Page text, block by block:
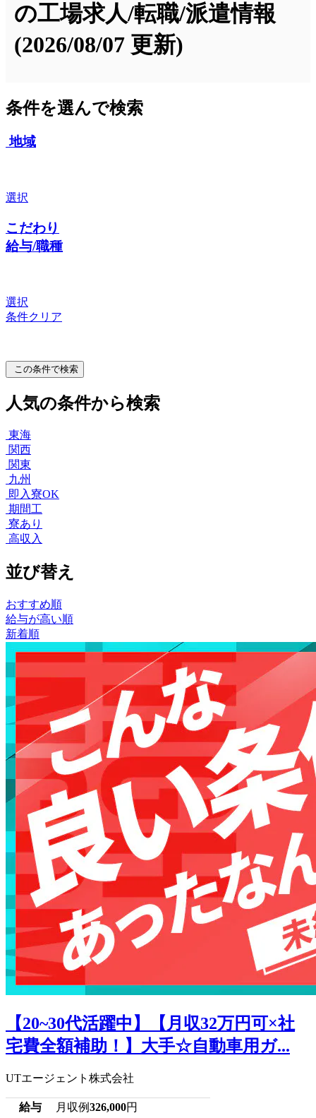
の工場求人/転職/派遣情報
(2026/08/07 更新)
条件を選んで検索
地域
選択
こだわり
給与/職種
選択
条件クリア
この条件で検索
人気の条件から検索
東海
関西
関東
九州
即入寮OK
期間工
寮あり
高収入
並び替え
おすすめ順
給与が高い順
新着順
【20~30代活躍中】【月収32万円可×社
宅費全額補助！】大手☆自動車用ガ...
UTエージェント株式会社
給与 月収例326,000円